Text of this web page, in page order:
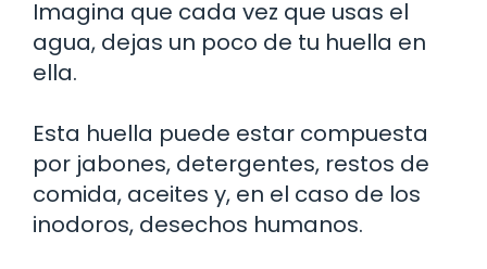
Imagina que cada vez que usas el
agua, dejas un poco de tu huella en
ella.
Esta huella puede estar compuesta
por jabones, detergentes, restos de
comida, aceites y, en el caso de los
inodoros, desechos humanos.